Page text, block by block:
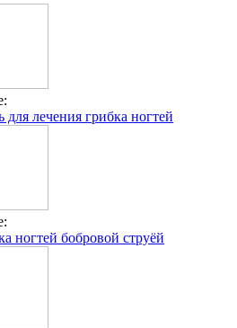
для лечения грибка ногтей
ногтей бобровой струёй